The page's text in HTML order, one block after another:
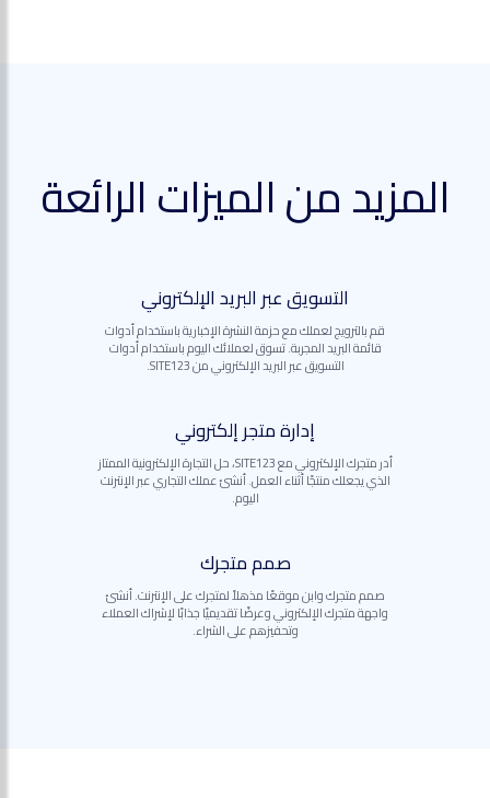
المزيد من الميزات الرائعة
التسويق عبر البريد الإلكتروني
قم بالترويج لعملك مع حزمة النشرة الإخبارية باستخدام أدوات
قائمة البريد المجربة. تسوق لعملائك اليوم باستخدام أدوات
التسويق عبر البريد الإلكتروني من SITE123.
إدارة متجر إلكتروني
أدر متجرك الإلكتروني مع SITE123، حل التجارة الإلكترونية الممتاز
الذي يجعلك منتجًا أثناء العمل. أنشئ عملك التجاري عبر الإنترنت
اليوم.
صمم متجرك
صمم متجرك وابن موقعًا مذهلاً لمتجرك على الإنترنت. أنشئ
واجهة متجرك الإلكتروني وعرضًا تقديميًا جذابًا لإشراك العملاء
وتحفيزهم على الشراء.